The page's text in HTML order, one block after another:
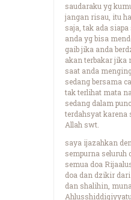
saudaraku yg
jangan risau, itu
saja, tak ada
anda yg bisa
gaib jika anda
akan terbakar jika
saat anda
sedang bersama
tak terlihat mata
sedang dalam
terdahsyat karena
Allah swt.
saya ijazahkan
sempurna seluruh
semua doa
doa dan dzikir
dan shalihin,